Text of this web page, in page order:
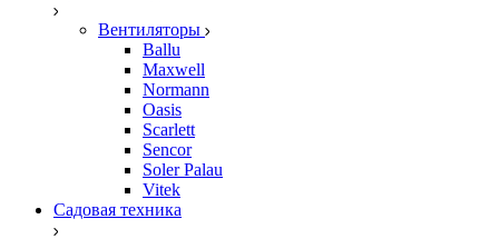
Вентиляторы
Ballu
Maxwell
Normann
Oasis
Scarlett
Sencor
Soler Palau
Vitek
Садовая техника